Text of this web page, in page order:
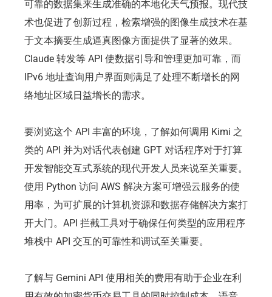
可靠的数据集来生成准确的本地化天气预报。现代技
术也促进了创新过程，检索增强的图像生成技术在基
于文本摘要生成逼真图像方面提供了显著的效果。
Claude 转发等 API 使数据引导和管理更加可靠，而
IPv6 地址查询用户界面则满足了处理不断增长的网
络地址区域日益增长的需求。
要浏览这个 API 丰富的环境，了解如何调用 Kimi 之
类的 API 并为对话代表创建 GPT 对话程序对于打算
开发智能交互式系统的现代开发人员来说至关重要。
使用 Python 访问 AWS 解决方案可增强云服务的使
用率，为可扩展的计算机资源和数据存储解决方案打
开大门。API 拦截工具对于确保任何类型的应用程序
堆栈中 API 交互的可靠性和调试至关重要。
了解与 Gemini API 使用相关的费用有助于企业在利